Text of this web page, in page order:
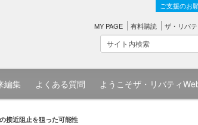
ご支援のお
MY PAGE 有料購読 ザ・リバ
編集 よくある質問 ようこそザ・リバティ
接近阻止を狙った可能性